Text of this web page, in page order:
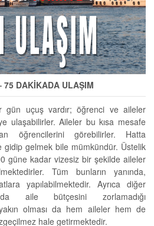
75 DAKİKADA ULAŞIM
gün uçuş vardır; öğrenci ve aileler
ulaşabilirler. Aileler bu kısa mesafe
öğrencilerini görebilirler. Hatta
gelmek bile mümkündür. Üstelik
güne kadar vizesiz bir şekilde aileler
Tüm bunların yanında,
yapılabilmektedir. Ayrıca diğer
aile bütçesini zorlamadığı
olması da hem aileler hem de
hale getirmektedir.